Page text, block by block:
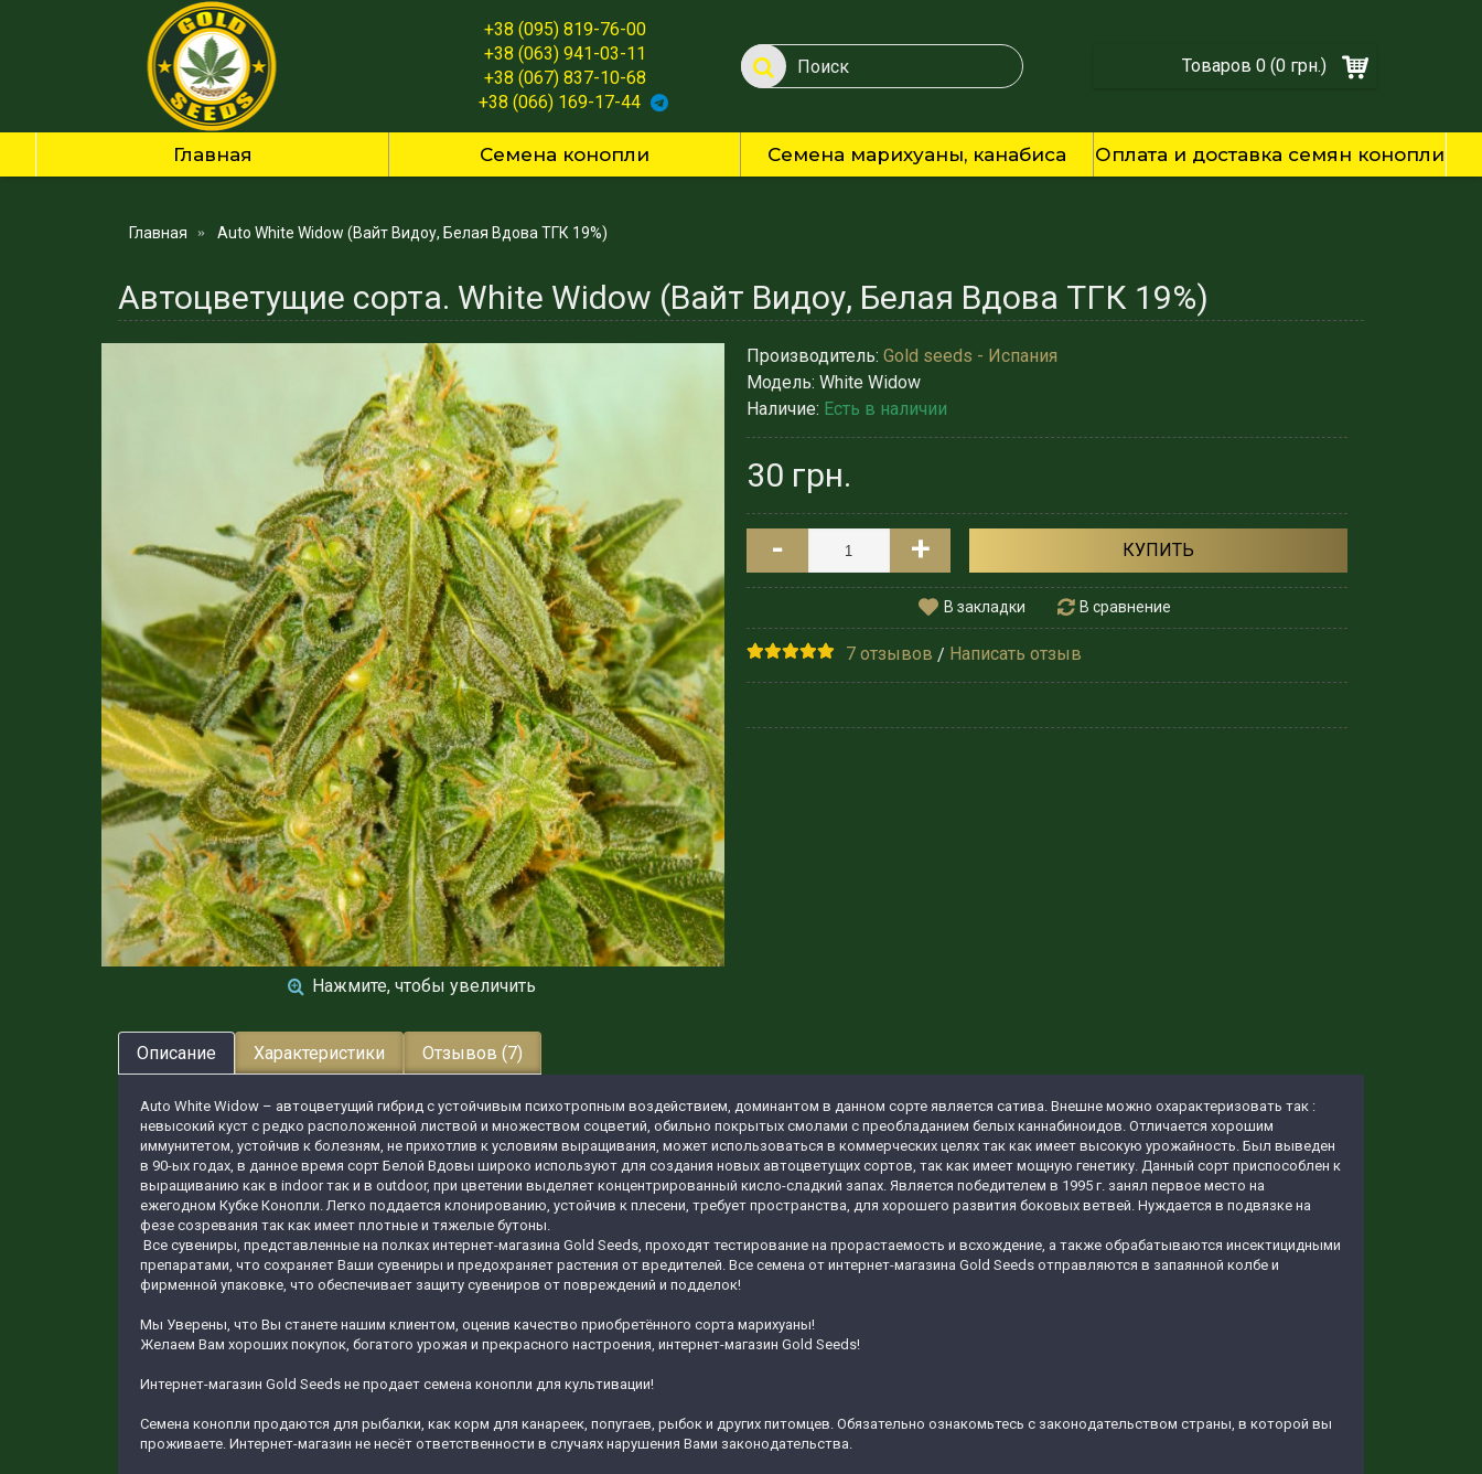
+38 (095) 819-76-00
+38 (063) 941-03-11
+38 (067) 837-10-68
+38 (066) 169-17-44
Товаров 0 (0 грн.)
Главная Семена конопли Семена марихуаны, канабиса Оплата и доставка семян конопли
Главная Auto White Widow (Вайт Видоу, Белая Вдова ТГК 19%)
Автоцветущие сорта. White Widow (Вайт Видоу, Белая Вдова ТГК 19%)
Нажмите, чтобы увеличить
Производитель: Gold seeds - Испания
Модель: White Widow
Наличие: Есть в наличии
30 грн.
-
+ КУПИТЬ
В закладки В сравнение
7 отзывов / Написать отзыв
Описание Характеристики Отзывов (7)
Auto White Widow – автоцветущий гибрид с устойчивым психотропным воздействием, доминантом в данном сорте является сатива. Внешне можно охарактеризовать так :
невысокий куст с редко расположенной листвой и множеством соцветий, обильно покрытых смолами с преобладанием белых каннабиноидов. Отличается хорошим
иммунитетом, устойчив к болезням, не прихотлив к условиям выращивания, может использоваться в коммерческих целях так как имеет высокую урожайность. Был выведен
в 90-ых годах, в данное время сорт Белой Вдовы широко используют для создания новых автоцветущих сортов, так как имеет мощную генетику. Данный сорт приспособлен к
выращиванию как в indoor так и в outdoor, при цветении выделяет концентрированный кисло-сладкий запах. Является победителем в 1995 г. занял первое место на
ежегодном Кубке Конопли. Легко поддается клонированию, устойчив к плесени, требует пространства, для хорошего развития боковых ветвей. Нуждается в подвязке на
фезе созревания так как имеет плотные и тяжелые бутоны.
Все сувениры, представленные на полках интернет-магазина Gold Seeds, проходят тестирование на прорастаемость и всхождение, а также обрабатываются инсектицидными
препаратами, что сохраняет Ваши сувениры и предохраняет растения от вредителей. Все семена от интернет-магазина Gold Seeds отправляются в запаянной колбе и
фирменной упаковке, что обеспечивает защиту сувениров от повреждений и подделок!
Мы Уверены, что Вы станете нашим клиентом, оценив качество приобретённого сорта марихуаны!
Желаем Вам хороших покупок, богатого урожая и прекрасного настроения, интернет-магазин Gold Seeds!
Интернет-магазин Gold Seeds не продает семена конопли для культивации!
Семена конопли продаются для рыбалки, как корм для канареек, попугаев, рыбок и других питомцев. Обязательно ознакомьтесь с законодательством страны, в которой вы
проживаете. Интернет-магазин не несёт ответственности в случаях нарушения Вами законодательства.